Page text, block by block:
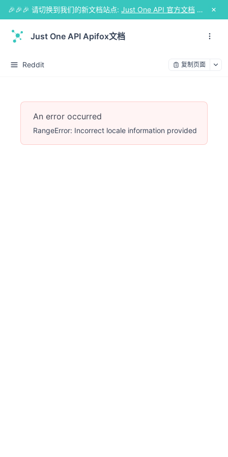
🎉🎉🎉 请切换到我们的新文档站点: Just One API 官方文档
Just One API Apifox文档
Reddit 复制页面
An error occurred
RangeError: Incorrect locale information provided